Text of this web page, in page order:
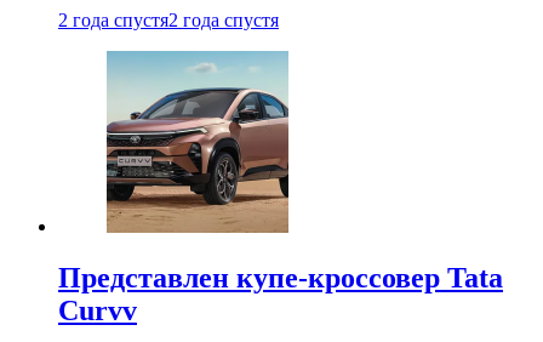
2 года спустя2 года спустя
Представлен купе-кроссовер Tata
Curvv